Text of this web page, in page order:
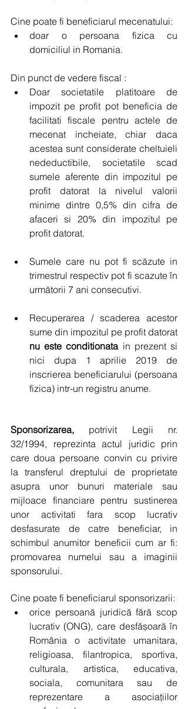
Cine poate fi beneficiarul mecenatului:
doar o persoana fizica cu
domiciliul in Romania.
Din punct de vedere fiscal :
Doar societatile platitoare de
impozit pe profit pot beneficia de
facilitati fiscale pentru actele de
mecenat incheiate, chiar daca
acestea sunt considerate cheltuieli
nedeductibile, societatile scad
sumele aferente din impozitul pe
profit datorat la nivelul valorii
minime dintre 0,5% din cifra de
afaceri si 20% din impozitul pe
profit datorat.
Sumele care nu pot fi scăzute in
trimestrul respectiv pot fi scazute în
următorii 7 ani consecutivi.
Recuperarea / scaderea acestor
nu este conditionata in prezent si
nici dupa 1 aprilie 2019 de
inscrierea beneficiarului (persoana
fizica) intr-un registru anume.
Sponsorizarea, potrivit Legii nr.
32/1994, reprezinta actul juridic prin
care doua persoane convin cu privire
la transferul dreptului de proprietate
asupra unor bunuri materiale sau
mijloace financiare pentru sustinerea
unor activitati fara scop lucrativ
desfasurate de catre beneficiar, in
schimbul anumitor beneficii cum ar fi:
promovarea numelui sau a imaginii
sponsorului.
Cine poate fi beneficiarul sponsorizarii:
orice persoană juridică fără scop
lucrativ (ONG), care desfășoară în
România o activitate umanitara,
religioasa, filantropica, sportiva,
culturala, artistica, educativa,
sociala, comunitara sau de
reprezentare a asociațiilor